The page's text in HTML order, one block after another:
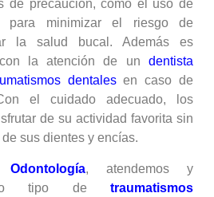
de precaución, como el uso de
para minimizar el riesgo de
la salud bucal. Además es
la atención de un dentista
dentalesen caso de
el cuidado adecuado, los
de su actividad favorita sin
sus dientes y encías.
, atendemos y
tipo de traumatismos